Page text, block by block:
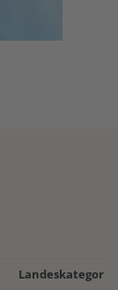
Landeskategorie